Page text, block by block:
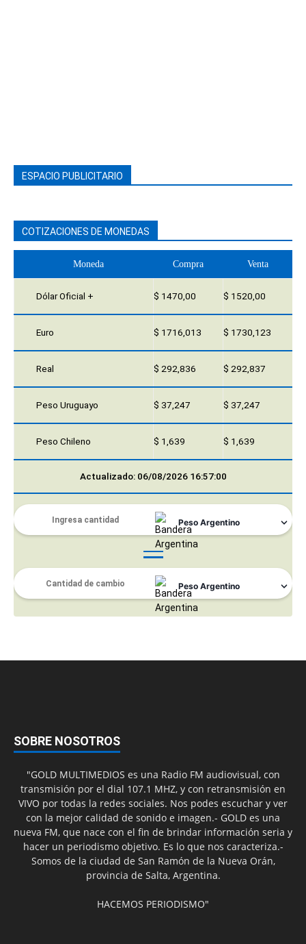
ESPACIO PUBLICITARIO
COTIZACIONES DE MONEDAS
Moneda Compra Venta
Dólar Oficial + $ 1470,00 $ 1520,00
Euro $ 1716,013 $ 1730,123
Real $ 292,836 $ 292,837
Peso Uruguayo $ 37,247 $ 37,247
Peso Chileno $ 1,639 $ 1,639
Actualizado: 06/08/2026 16:57:00
SOBRE NOSOTROS
"GOLD MULTIMEDIOS es una Radio FM audiovisual, con
transmisión por el dial 107.1 MHZ, y con retransmisión en
VIVO por todas la redes sociales. Nos podes escuchar y ver
con la mejor calidad de sonido e imagen.- GOLD es una
nueva FM, que nace con el fin de brindar información seria y
hacer un periodismo objetivo. Es lo que nos caracteriza.-
Somos de la ciudad de San Ramón de la Nueva Orán,
provincia de Salta, Argentina.
HACEMOS PERIODISMO"